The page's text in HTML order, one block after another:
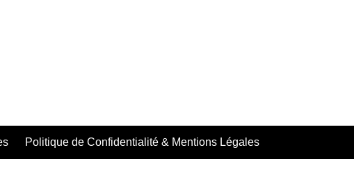
Politique de Confidentialité & Mentions Légales